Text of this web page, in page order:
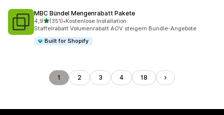
MBC Bündel Mengenrabatt Pakete
4,9von 5 Sternen
(351)
351 Rezensionen insgesamt
•Kostenlose Installation
Staffelrabatt Volumenrabatt AOV steigern Bundle-Angebote
Built for Shopify
1 2 3 4 18